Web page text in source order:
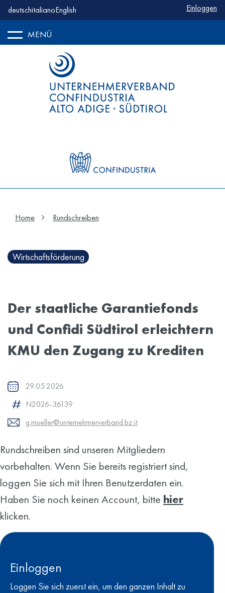
deutschitalianoEnglish Einloggen
MENÜ
Home Rundschreiben
Wirtschaftsförderung
Der staatliche Garantiefonds
und Confidi Südtirol erleichtern
KMU den Zugang zu Krediten
29.05.2026
N2026-36139
g.mueller@unternehmerverband.bz.it
Rundschreiben sind unseren Mitgliedern
vorbehalten. Wenn Sie bereits registriert sind,
loggen Sie sich mit Ihren Benutzerdaten ein.
Haben Sie noch keinen Account, bitte hier
klicken.
Einloggen
Loggen Sie sich zuerst ein, um den ganzen Inhalt zu